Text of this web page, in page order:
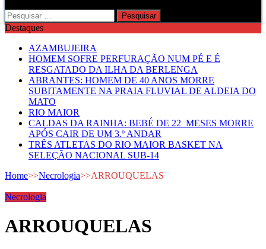
Pesquisar
por:
Destaques
AZAMBUJEIRA
HOMEM SOFRE PERFURAÇÃO NUM PÉ E É
RESGATADO DA ILHA DA BERLENGA
ABRANTES: HOMEM DE 40 ANOS MORRE
SUBITAMENTE NA PRAIA FLUVIAL DE ALDEIA DO
MATO
RIO MAIOR
CALDAS DA RAINHA: BEBÉ DE 22 MESES MORRE
APÓS CAIR DE UM 3.º ANDAR
TRÊS ATLETAS DO RIO MAIOR BASKET NA
SELEÇÃO NACIONAL SUB-14
Home>>Necrologia>>ARROUQUELAS
Necrologia
ARROUQUELAS